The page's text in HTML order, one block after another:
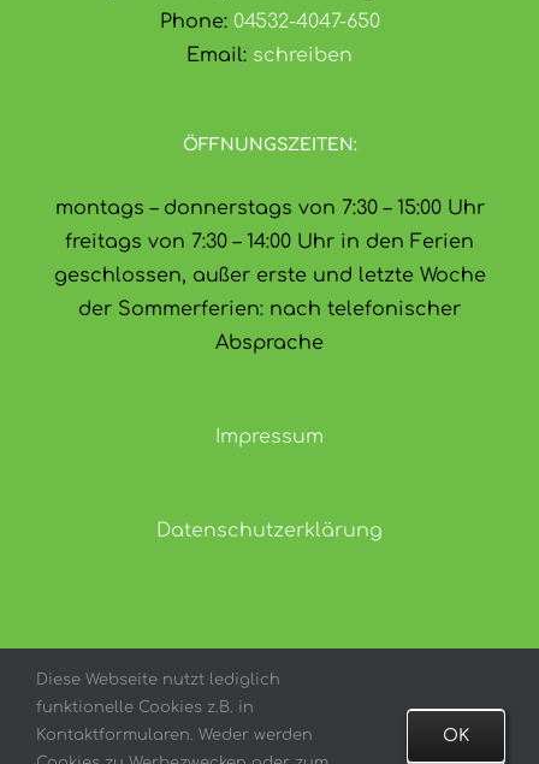
Phone: 04532-4047-650
Email: schreiben
ÖFFNUNGSZEITEN:
montags – donnerstags von 7:30 – 15:00 Uhr
freitags von 7:30 – 14:00 Uhr in den Ferien
geschlossen, außer erste und letzte Woche
der Sommerferien: nach telefonischer
Absprache
Impressum
Datenschutzerklärung
Diese Webseite nutzt lediglich
funktionelle Cookies z.B. in
Kontaktformularen. Weder werden
OK